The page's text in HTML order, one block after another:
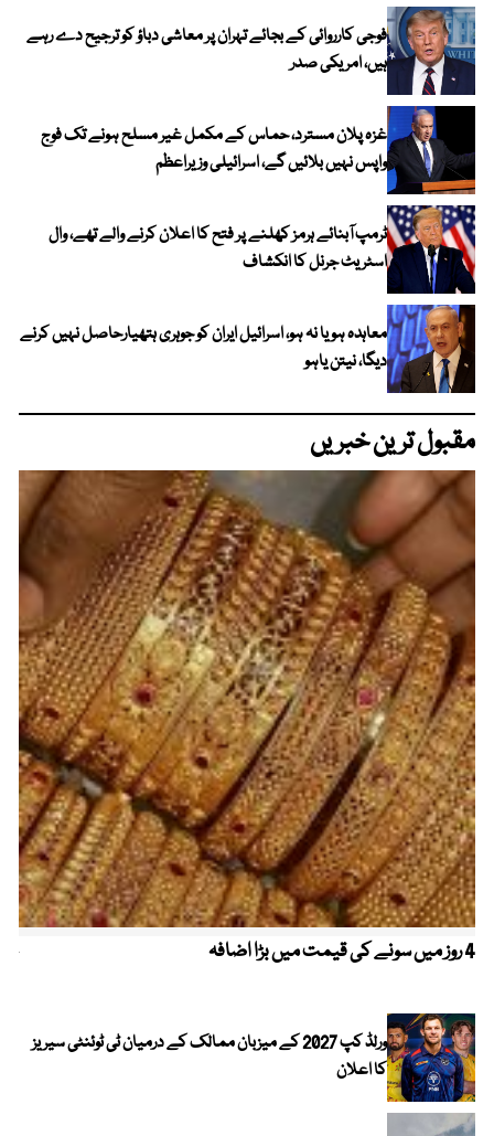
فوجی کارروائی کے بجائے تہران پر معاشی دباؤ کو ترجیح دے رہے
ہیں، امریکی صدر
غزہ پلان مسترد، حماس کے مکمل غیر مسلح ہونے تک فوج
واپس نہیں بلائیں گے، اسرائیلی وزیراعظم
ٹرمپ آبنائے ہرمز کھلنے پر فتح کا اعلان کرنے والے تھے، وال
اسٹریٹ جرنل کا انکشاف
معاہدہ ہو یا نہ ہو، اسرائیل ایران کو جوہری ہتھیارحاصل نہیں کرنے
دیگا، نیتن یاہو
مقبول ترین خبریں
4 روز میں سونے کی قیمت میں بڑا اضافہ
ورلڈ کپ 2027 کے میزبان ممالک کے درمیان ٹی ٹوئنٹی سیریز
کا اعلان